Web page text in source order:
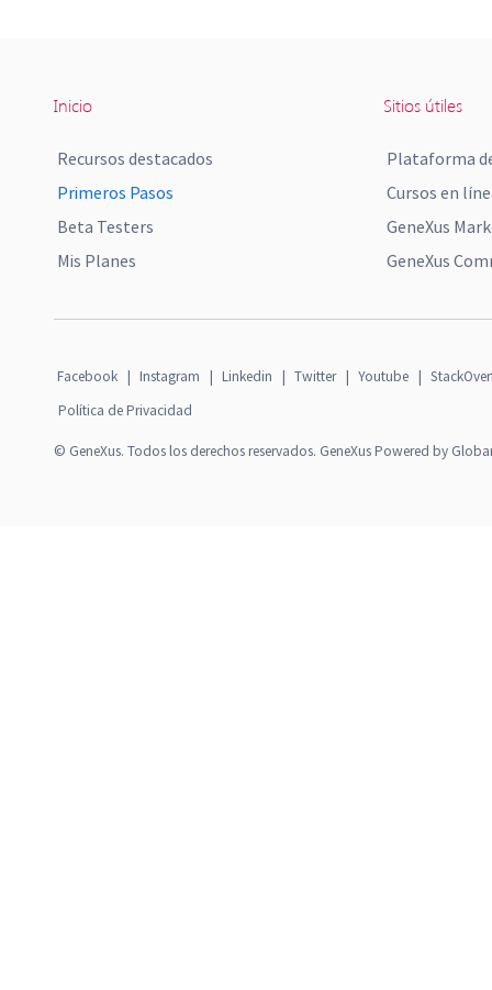
Inicio
Recursos destacados
Primeros Pasos
Beta Testers
Mis Planes
Sitios útiles
Plataforma
Cursos en
GeneXus
GeneXus
Facebook | Instagram | Linkedin | Twitter | Youtube |
Política de Privacidad
© GeneXus. Todos los derechos reservados. GeneXus Powered by